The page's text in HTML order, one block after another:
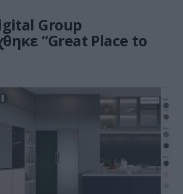
Group
“Great Place to